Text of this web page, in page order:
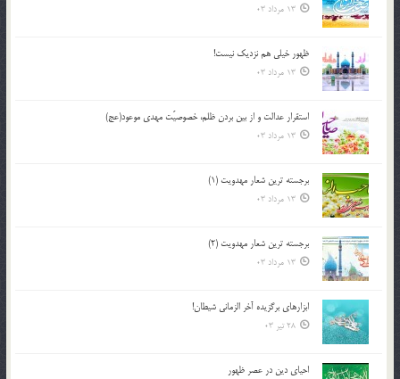
13 مرداد 03
ظهور خیلی هم نزدیک نیست!
13 مرداد 03
استقرار عدالت و از بين بردن ظلم، خصوصيّت مهدي موعود(عج)
13 مرداد 03
برجسته ترين شعار مهدويت (1)
13 مرداد 03
برجسته ترين شعار مهدويت (2)
13 مرداد 03
ابزارهاي برگزيده آخر الزماني شيطان!
28 تیر 03
احياي دين در عصر ظهور